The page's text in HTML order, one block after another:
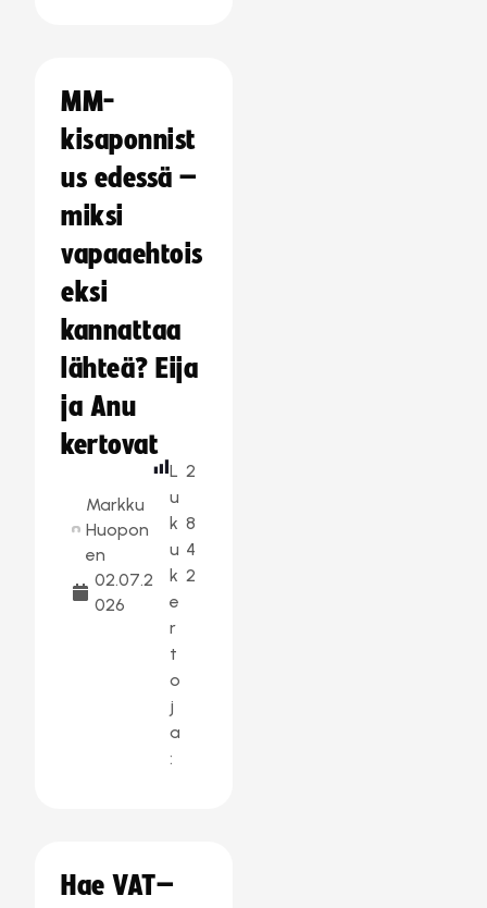
MM-
kisaponnist
us edessä –
miksi
vapaaehtois
eksi
kannattaa
lähteä? Eija
ja Anu
kertovat
Markku
Huopon
en
02.07.2
026
L
u
k
u
k
e
r
t
o
j
a
:
2
8
4
2
Hae VAT–